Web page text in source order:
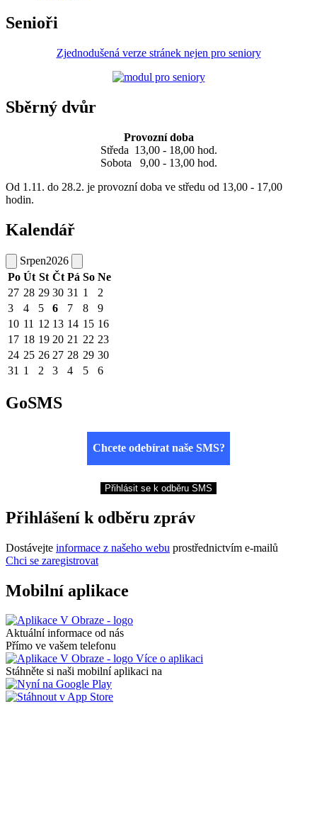
Senioři
Zjednodušená verze stránek nejen pro seniory
Sběrný dvůr
Provozní doba
Středa 13,00 - 18,00 hod.
Sobota 9,00 - 13,00 hod.
Od 1.11. do 28.2. je provozní doba ve středu od 13,00 - 17,00
hodin.
Kalendář
Srpen2026
Po Út St Čt Pá So Ne
27 28 29 30 31 1
2
3
4 5 6 7 8
9
10 11 12 13 14 15 16
17 18 19 20 21 22 23
24 25 26 27 28 29 30
31 1 2 3 4 5 6
GoSMS
Chcete odebírat naše SMS?
Přihlásit se k odběru SMS
Přihlášení k odběru zpráv
Dostávejte informace z našeho webu prostřednictvím e-mailů
Chci se zaregistrovat
Mobilní aplikace
Aktuální informace od nás
Přímo ve vašem telefonu
Více o aplikaci
Stáhněte si naši mobilní aplikaci na